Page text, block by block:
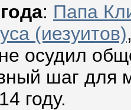
: Папа
(иезуитов)
осудил
шаг для
году.